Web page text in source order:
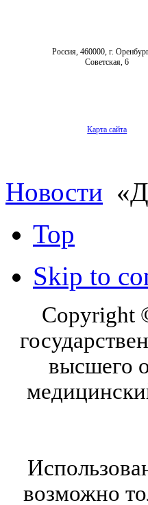
Россия, 460000, г.
Советская, 6
Карта сайта
Новости
Top
Skip to
Copyright
высшего
возможно